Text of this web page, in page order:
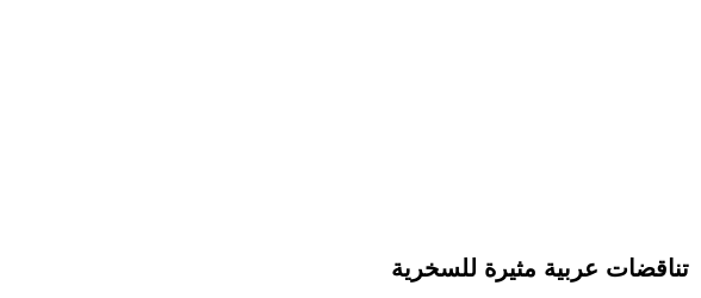
تناقضات عربية مثيرة للسخرية